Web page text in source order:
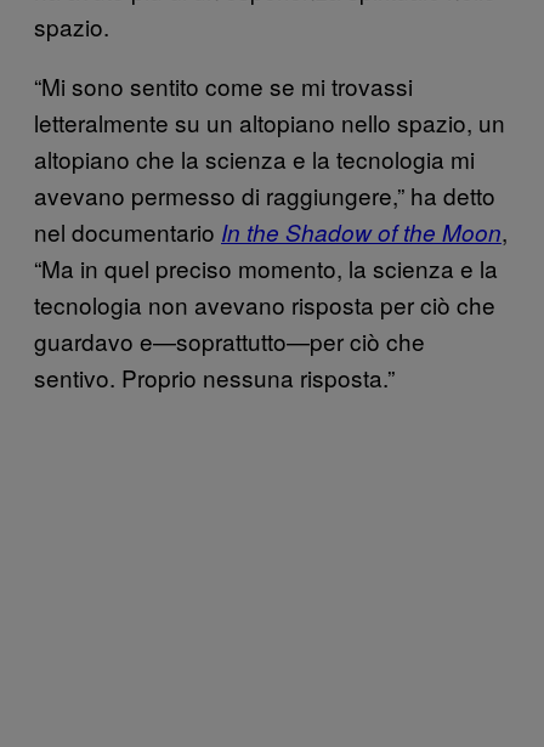
spazio.
“Mi sono sentito come se mi trovassi
letteralmente su un altopiano nello spazio, un
altopiano che la scienza e la tecnologia mi
avevano permesso di raggiungere,” ha detto
nel documentario In the Shadow of the Moon,
“Ma in quel preciso momento, la scienza e la
tecnologia non avevano risposta per ciò che
guardavo e—soprattutto—per ciò che
sentivo. Proprio nessuna risposta.”